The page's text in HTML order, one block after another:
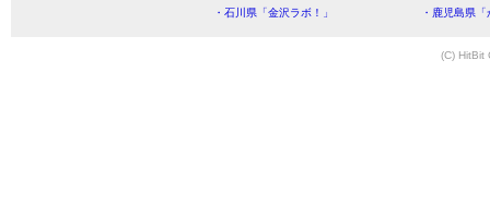
・石川県「金沢ラボ！」
・鹿児島県
(C) HitBit